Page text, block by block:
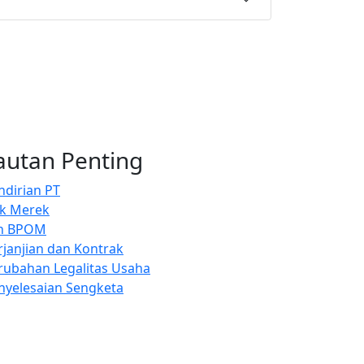
Penting
PT
Merek
BPOM
dan Kontrak
Legalitas Usaha
Sengketa